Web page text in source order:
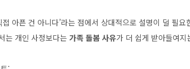
접 아픈 건 아니다’라는 점에서 상대적으로 설명이 덜 필요
는 개인 사정보다는 가족 돌봄 사유가 더 쉽게 받아들여지